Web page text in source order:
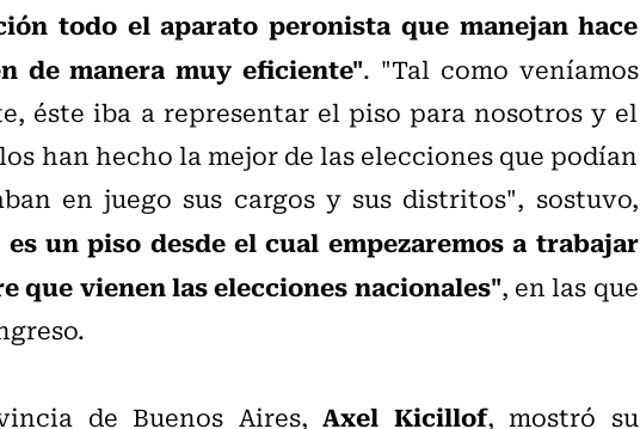
todo el aparato peronista que manejan hace
de manera muy eficiente". "Tal como veníamos
éste iba a representar el piso para nosotros y el
han hecho la mejor de las elecciones que podían
en juego sus cargos y sus distritos", sostuvo,
es un piso desde el cual empezaremos a trabajar
que vienen las elecciones nacionales", en las que
de Buenos Aires, Axel Kicillof, mostró su